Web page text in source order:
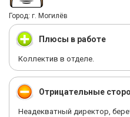
Город: г. Могилёв
Плюсы в работе
Коллектив в отделе.
Отрицательные
Неадекватный директор,